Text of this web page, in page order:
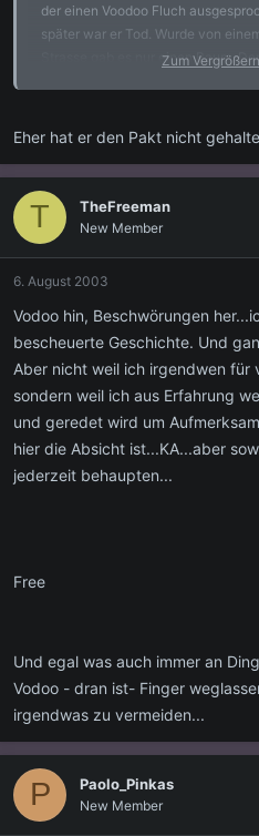
der einen Voodoo Fluch
später war er Tod. Wurde von
Strasse gab es nur einen Baum.
Zum
Eher hat er den Pakt nicht
T TheFreeman
New Member
6. August 2003
Vodoo hin, Beschwörungen
bescheuerte Geschichte. Und
Aber nicht weil ich irgendwen
sondern weil ich aus Erfahrung
und geredet wird um
hier die Absicht ist...KA...aber
jederzeit behaupten...
Free
Und egal was auch immer an
Vodoo - dran ist- Finger
irgendwas zu vermeiden...
P Paolo_Pinkas
New Member